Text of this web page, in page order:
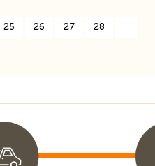
25 26 27 28